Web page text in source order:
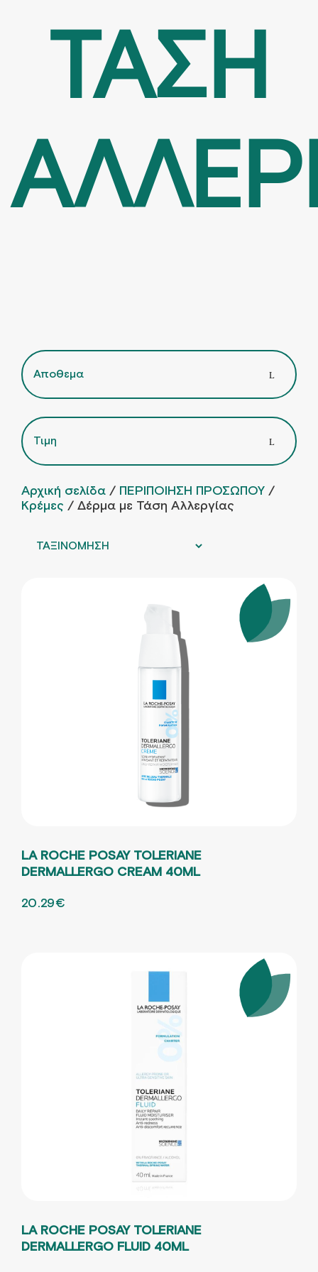
ΤΑΣΗ
Αποθεμα
Τιμη
Αρχική σελίδα / ΠΕΡΙΠΟΙΗΣΗ ΠΡΟΣΩΠΟΥ /
Κρέμες / Δέρμα με Τάση Αλλεργίας
LA ROCHE POSAY TOLERIANE
DERMALLERGO CREAM 40ML
ORIGINAL PRICE WAS: 25.36€.
20.29€
LA ROCHE POSAY TOLERIANE
DERMALLERGO FLUID 40ML